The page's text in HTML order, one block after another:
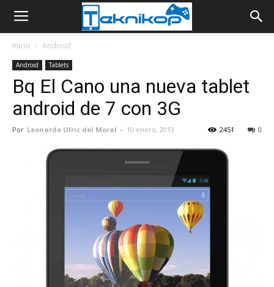
Inicio Android
Android Tablets
Bq El Cano una nueva tablet
android de 7 con 3G
Por Leonardo Ulric del Moral - 10 enero, 2013 0
2451